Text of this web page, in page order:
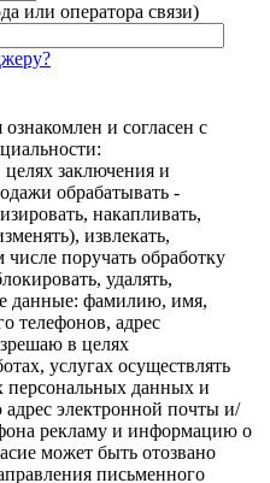
или оператора связи)
и согласен с
заключения и
обрабатывать -
накапливать,
извлекать,
числе поручать обработку
удалять,
данные: фамилию, имя,
телефонов, адрес
в целях
услугах осуществлять
персональных данных и
электронной почты и/
рекламу и информацию о
может быть отозвано
письменного